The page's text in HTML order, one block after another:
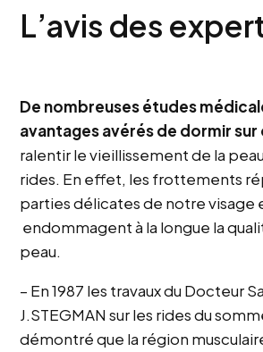
L’avis des
De nombreuses études
avantages avérés de dormir sur
ralentir le vieillissement de la
rides. En effet, les frottements
parties délicates de notre visage
endommagent à la longue la
peau.
– En 1987 les travaux du Docteur
J.STEGMAN sur les rides du
démontré que la région